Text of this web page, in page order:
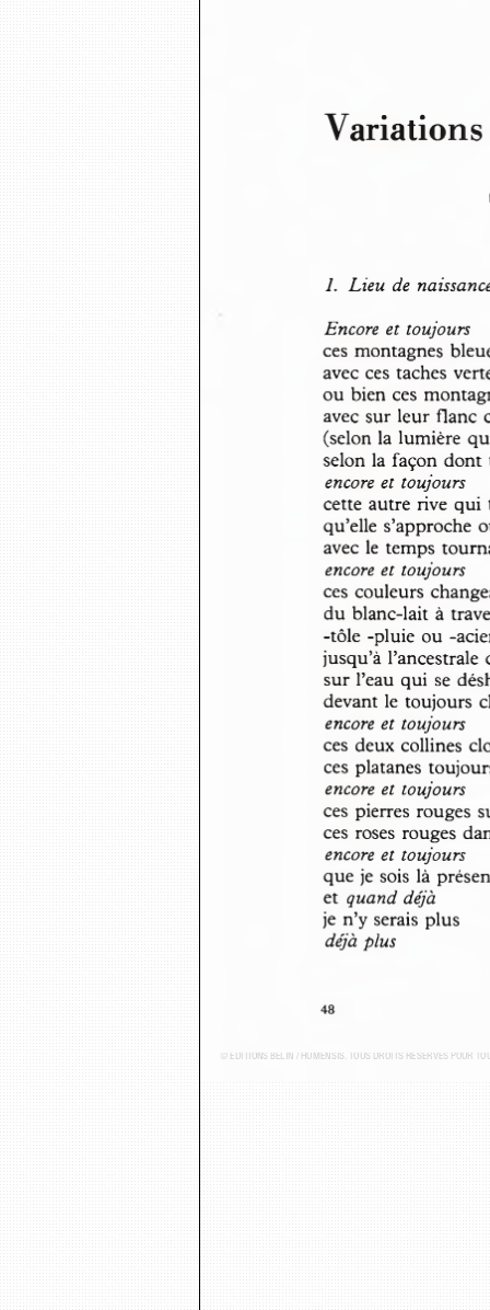
1.  Lieu de
Encore et toujours
ces montagnes
avec ces taches
ou bien ces
avec sur leur flanc
(selon la lumière
selon la façon
encore et toujours
cette autre rive qui
qu’elle s’approche
avec le temps
encore et toujours
ces couleurs
du blanc-lait à
-tôle -pluie ou -
jusqu’à
sur l’eau qui se
devant le toujours
encore et toujours
ces deux collines
ces platanes
encore et toujours
ces pierres rouges
ces roses rouges
encore et toujours
que je sois là
et quand déjà
je n’y serais plus
déjà plus
48
© ÉDITIONS BELIN / HUMENSIS. TOUS DROITS RÉSERVÉS POUR